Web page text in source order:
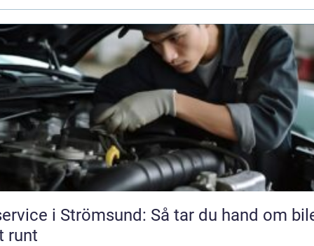
i Strömsund: Så tar du hand om
runt